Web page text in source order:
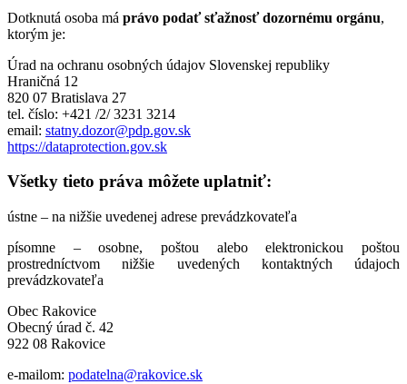
Dotknutá osoba má právo podať sťažnosť dozornému orgánu,
ktorým je:
Úrad na ochranu osobných údajov Slovenskej republiky
Hraničná 12
820 07 Bratislava 27
tel. číslo: +421 /2/ 3231 3214
email: statny.dozor@pdp.gov.sk
https://dataprotection.gov.sk
Všetky tieto práva môžete uplatniť:
ústne – na nižšie uvedenej adrese prevádzkovateľa
písomne – osobne, poštou alebo elektronickou poštou
prostredníctvom nižšie uvedených kontaktných údajoch
prevádzkovateľa
Obec Rakovice
Obecný úrad č. 42
922 08 Rakovice
e-mailom: podatelna@rakovice.sk